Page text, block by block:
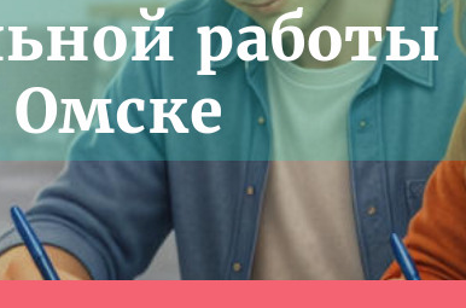
работы
Омске